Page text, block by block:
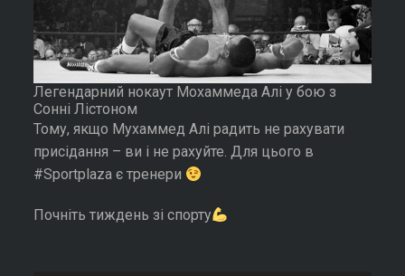
Легендарний нокаут Мохаммеда Алі у бою з
Сонні Лістоном
Тому, якщо Мухаммед Алі радить не рахувати
присідання – ви і не рахуйте. Для цього в
#Sportplaza є тренери
Почніть тиждень зі спорту